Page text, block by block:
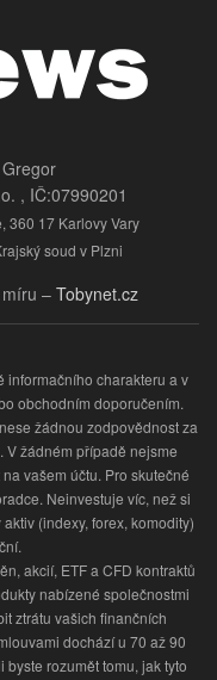
, IČ:07990201
360 17 Karlovy Vary
soud v Plzni
–Tobynet.cz
informačního charakteru a v
obchodním doporučením.
žádnou zodpovědnost za
V žádném případě nejsme
vašem účtu. Pro skutečné
Neinvestuje víc, než si
(indexy, forex, komodity)
akcií, ETF a CFD kontraktů
nabízené společnostmi
ztrátu vašich finančních
dochází u 70 až 90
rozumět tomu, jak tyto